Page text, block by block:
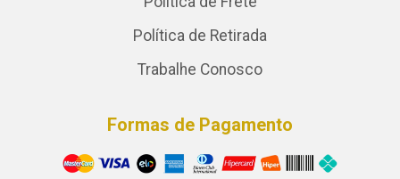
Política de Retirada
Trabalhe Conosco
Formas de Pagamento